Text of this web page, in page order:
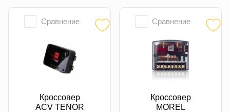
Сравнение
Кроссовер
ACV TENOR
Сравнение
Кроссовер
MOREL